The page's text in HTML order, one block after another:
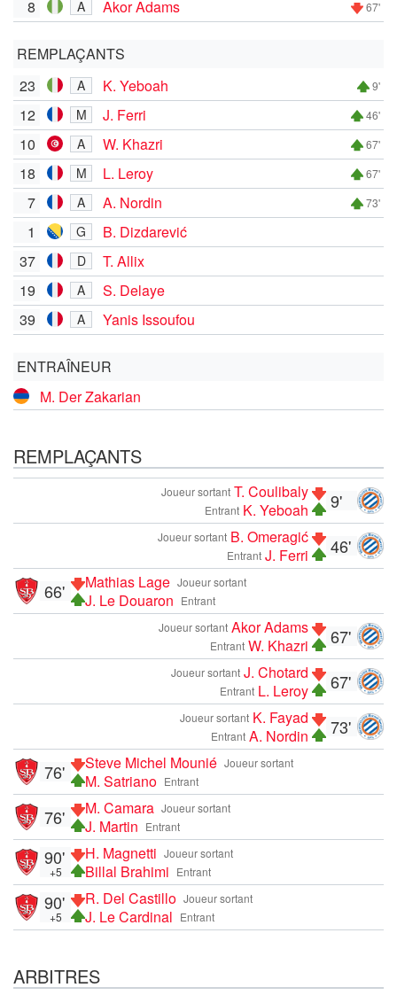
8 A Akor Adams 67'
REMPLAÇANTS
23
A K. Yeboah 9'
12 M J. Ferri 46'
10 A W. Khazri 67'
18 M L. Leroy 67'
7 A A. Nordin 73'
1 G
B. Dizdarević
37
D
T. Allix
19
A
S. Delaye
39
A Yanis Issoufou
ENTRAÎNEUR
M. Der Zakarian
REMPLAÇANTS
9'
Joueur sortant T. Coulibaly
Entrant K. Yeboah
46'
Joueur sortant B. Omeragić
Entrant J. Ferri
Joueur sortant
Mathias Lage
Entrant
J. Le Douaron
66'
67'
Joueur sortant Akor Adams
Entrant W. Khazri
67'
Joueur sortant J. Chotard
Entrant L. Leroy
73'
Joueur sortant K. Fayad
Entrant A. Nordin
Joueur sortant
Steve Michel Mounié
Entrant
M. Satriano
76'
Joueur sortant
M. Camara
Entrant
J. Martin
76'
Joueur sortant
H. Magnetti
Entrant
Billal Brahimi
90'
+5
Joueur sortant
R. Del Castillo
Entrant
J. Le Cardinal
90'
+5
ARBITRES